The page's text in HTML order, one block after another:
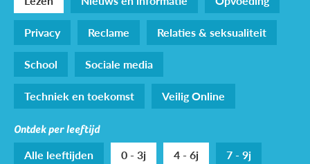
Privacy
Reclame
Relaties & seksualiteit
School
Sociale media
Techniek en toekomst
Veilig Online
Ontdek per leeftijd
Alle leeftijden 0 - 3j 4 - 6j
7 - 9j